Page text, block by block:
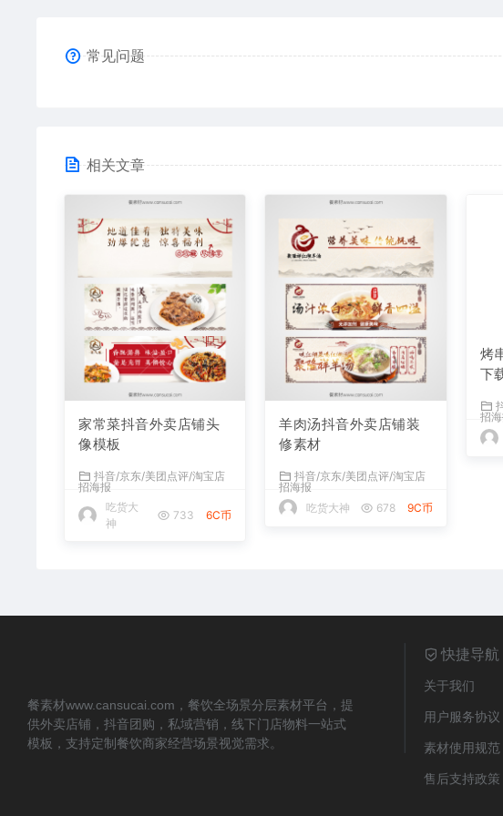
常见问题
相关文章
家常菜抖音外卖店铺头
像模板
抖音/京东/美团点评/淘宝店
招海报
吃货大
神
733 6C币
羊肉汤抖音外卖店铺装
修素材
抖音/京东/美团点评/淘宝店
招海报
吃货大神
678 9C币
烤
下
餐素材www.cansucai.com，餐饮全场景分层素材平台，提
供外卖店铺，抖音团购，私域营销，线下门店物料一站式
模板，支持定制餐饮商家经营场景视觉需求。
快捷导航
关于我们
用户服务协议
素材使用规范
售后支持政策